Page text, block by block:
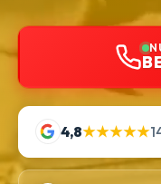
4,8★★★★★